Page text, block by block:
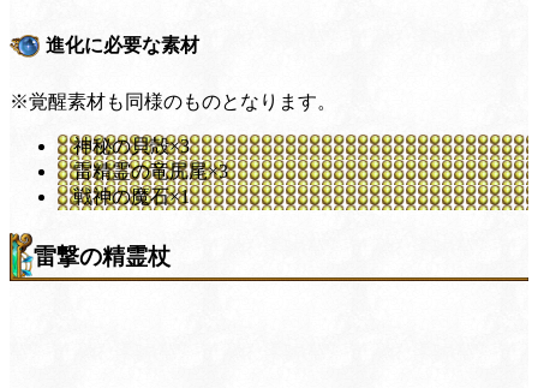
進化に必要な素材
※覚醒素材も同様のものとなります。
神秘の貝殻×3
雷精霊の竜尻尾×3
戦神の魔石×1
雷撃の精霊杖